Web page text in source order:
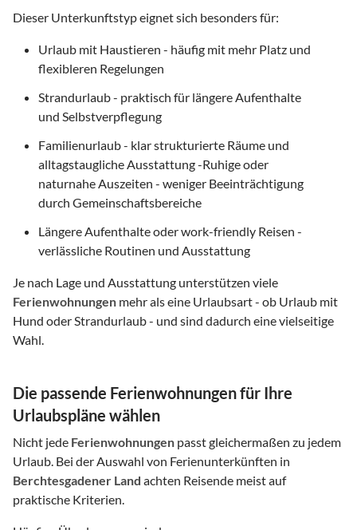
Dieser Unterkunftstyp eignet sich besonders für:
Urlaub mit Haustieren - häufig mit mehr Platz und
flexibleren Regelungen
Strandurlaub - praktisch für längere Aufenthalte
und Selbstverpflegung
Familienurlaub - klar strukturierte Räume und
alltagstaugliche Ausstattung -Ruhige oder
naturnahe Auszeiten - weniger Beeinträchtigung
durch Gemeinschaftsbereiche
Längere Aufenthalte oder work-friendly Reisen -
verlässliche Routinen und Ausstattung
Je nach Lage und Ausstattung unterstützen viele
Ferienwohnungen mehr als eine Urlaubsart - ob Urlaub mit
Hund oder Strandurlaub - und sind dadurch eine vielseitige
Wahl.
Die passende Ferienwohnungen für Ihre
Urlaubspläne wählen
Nicht jede Ferienwohnungen passt gleichermaßen zu jedem
Urlaub. Bei der Auswahl von Ferienunterkünften in
Berchtesgadener Land achten Reisende meist auf
praktische Kriterien.